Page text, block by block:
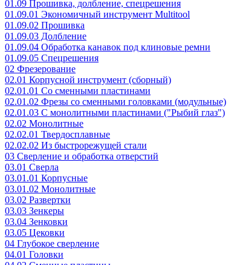
01.09 Прошивка, долбление, спецрешения
01.09.01 Экономичный инструмент Multitool
01.09.02 Прошивка
01.09.03 Долбление
01.09.04 Обработка канавок под клиновые ремни
01.09.05 Спецрешения
02 Фрезерование
02.01 Корпусной инструмент (сборный)
02.01.01 Со сменными пластинами
02.01.02 Фрезы со сменными головками (модульные)
02.01.03 С монолитными пластинами ("Рыбий глаз")
02.02 Монолитные
02.02.01 Твердосплавные
02.02.02 Из быстрорежущей стали
03 Сверление и обработка отверстий
03.01 Сверла
03.01.01 Корпусные
03.01.02 Монолитные
03.02 Развертки
03.03 Зенкеры
03.04 Зенковки
03.05 Цековки
04 Глубокое сверление
04.01 Головки